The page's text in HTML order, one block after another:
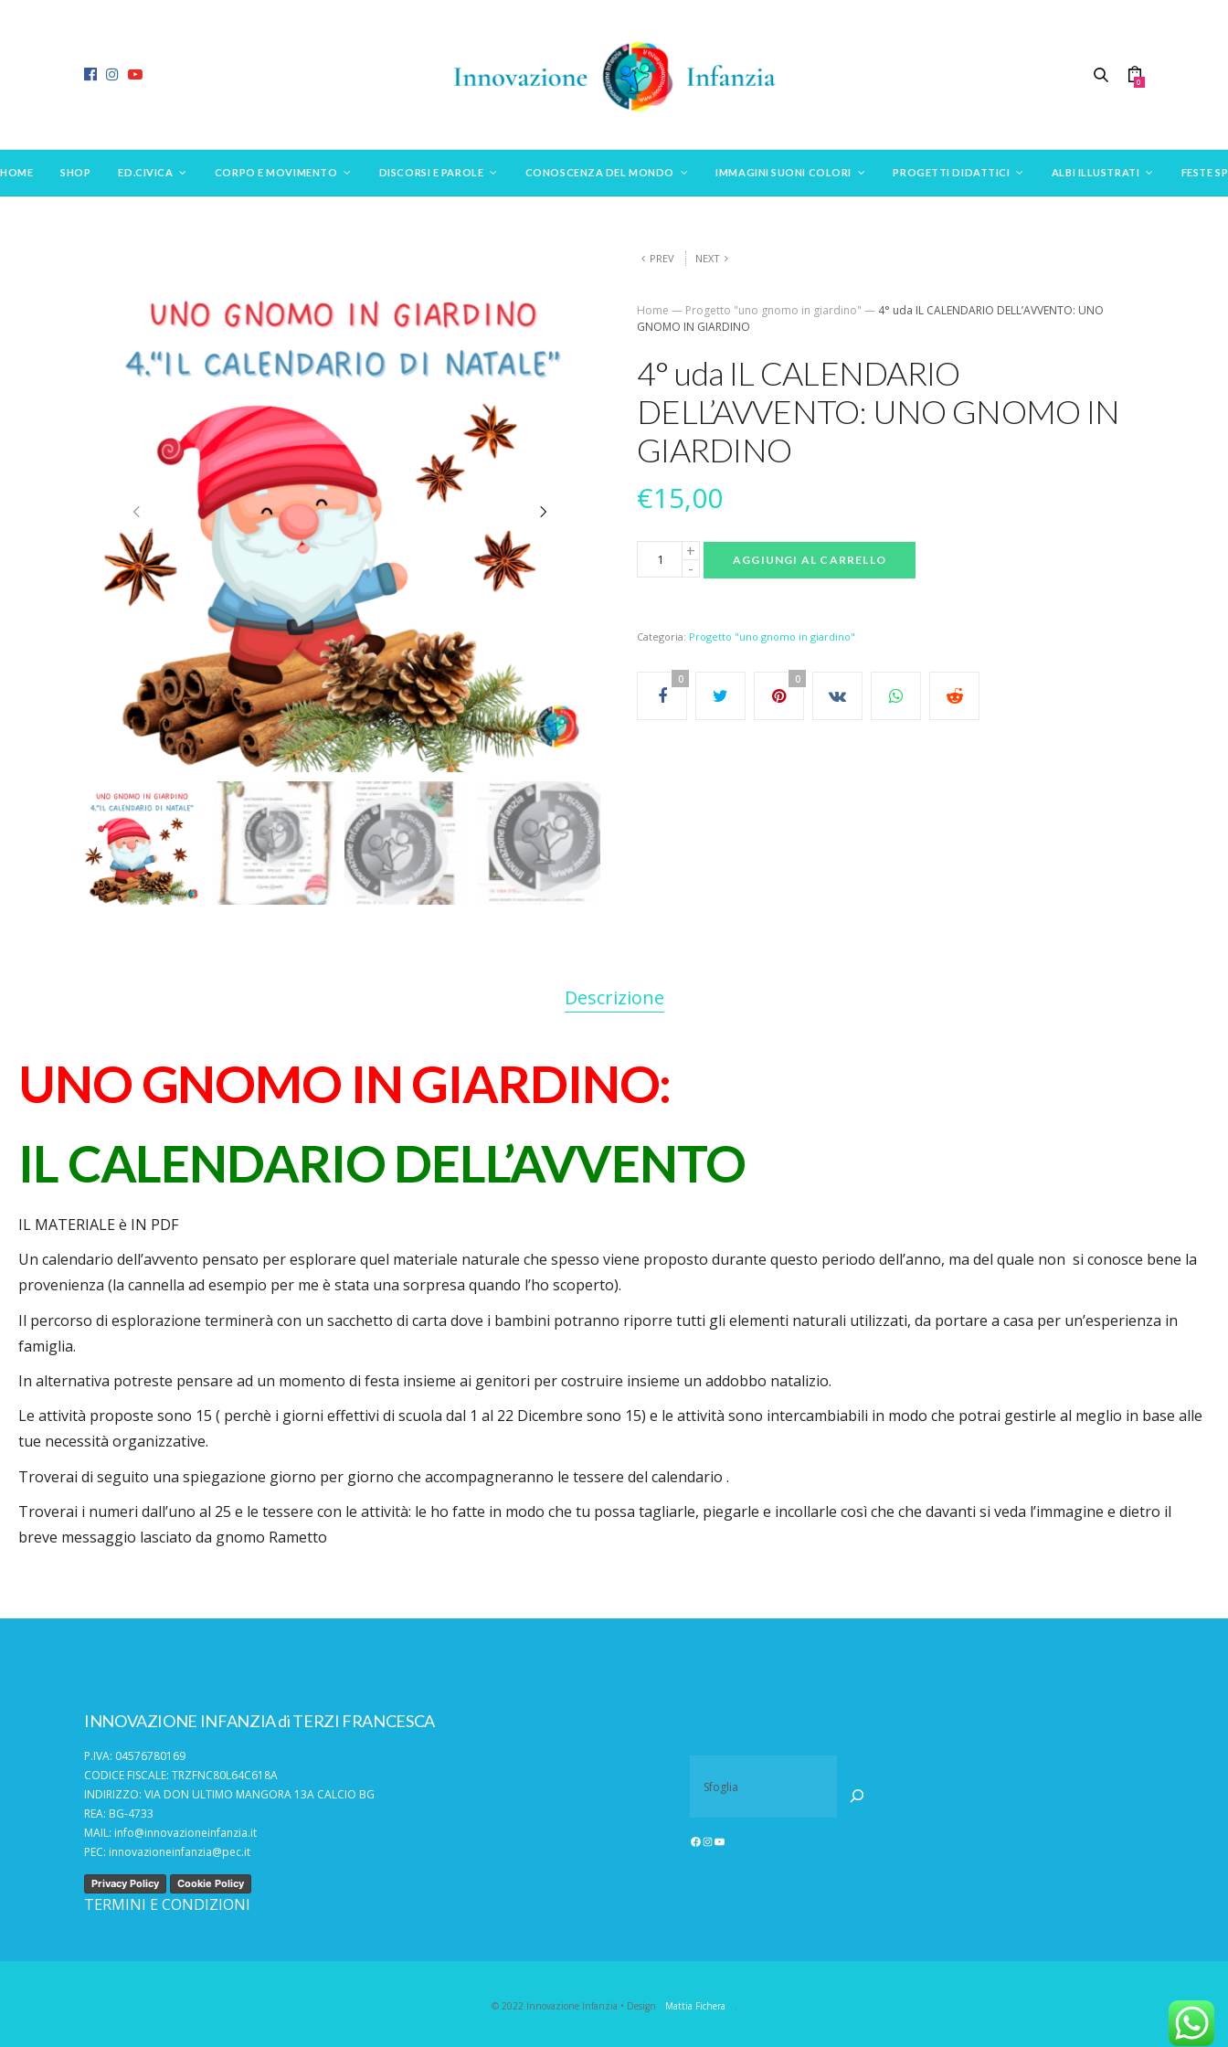
0
HOME SHOP ED.CIVICA CORPO E MOVIMENTO DISCORSI E PAROLE CONOSCENZA DEL MONDO IMMAGINI SUONI COLORI PROGETTI DIDATTICI ALBI ILLUSTRATI FESTE
PREV NEXT
Home — Progetto "uno gnomo in giardino" — 4° uda IL CALENDARIO DELL’AVVENTO: UNO
GNOMO IN GIARDINO
4° uda IL CALENDARIO
DELL’AVVENTO: UNO GNOMO IN
GIARDINO
€15,00
AGGIUNGI AL CARRELLO
Categoria: Progetto "uno gnomo in giardino"
0 0
Descrizione
UNO GNOMO IN GIARDINO:
IL CALENDARIO DELL’AVVENTO
IL MATERIALE è IN PDF
Un calendario dell’avvento pensato per esplorare quel materiale naturale che spesso viene proposto durante questo periodo dell’anno, ma del quale non si conosce bene la
provenienza (la cannella ad esempio per me è stata una sorpresa quando l’ho scoperto).
Il percorso di esplorazione terminerà con un sacchetto di carta dove i bambini potranno riporre tutti gli elementi naturali utilizzati, da portare a casa per un’esperienza in
famiglia.
In alternativa potreste pensare ad un momento di festa insieme ai genitori per costruire insieme un addobbo natalizio.
Le attività proposte sono 15 ( perchè i giorni effettivi di scuola dal 1 al 22 Dicembre sono 15) e le attività sono intercambiabili in modo che potrai gestirle al meglio in base alle
tue necessità organizzative.
Troverai di seguito una spiegazione giorno per giorno che accompagneranno le tessere del calendario .
Troverai i numeri dall’uno al 25 e le tessere con le attività: le ho fatte in modo che tu possa tagliarle, piegarle e incollarle così che che davanti si veda l’immagine e dietro il
breve messaggio lasciato da gnomo Rametto
INNOVAZIONE INFANZIA di TERZI FRANCESCA
P.IVA: 04576780169
CODICE FISCALE: TRZFNC80L64C618A
INDIRIZZO: VIA DON ULTIMO MANGORA 13A CALCIO BG
REA: BG-4733
MAIL: info@innovazioneinfanzia.it
PEC: innovazioneinfanzia@pec.it
Privacy Policy Cookie Policy
TERMINI E CONDIZIONI
© 2022 Innovazione Infanzia • Design Mattia Fichera